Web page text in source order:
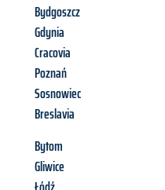
Bydgoszcz
Gdynia
Cracovia
Poznań
Sosnowiec
Breslavia
Bytom
Gliwice